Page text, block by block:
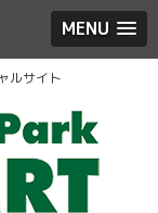
MENU
ルサイト